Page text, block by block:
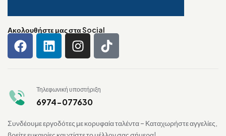
Ακολουθήστε μας στα Social
Τηλεφωνική υποστήριξη
6974-077630
Συνδέουμε εργοδότες με κορυφαία ταλέντα – Καταχωρήστε αγγελίες,